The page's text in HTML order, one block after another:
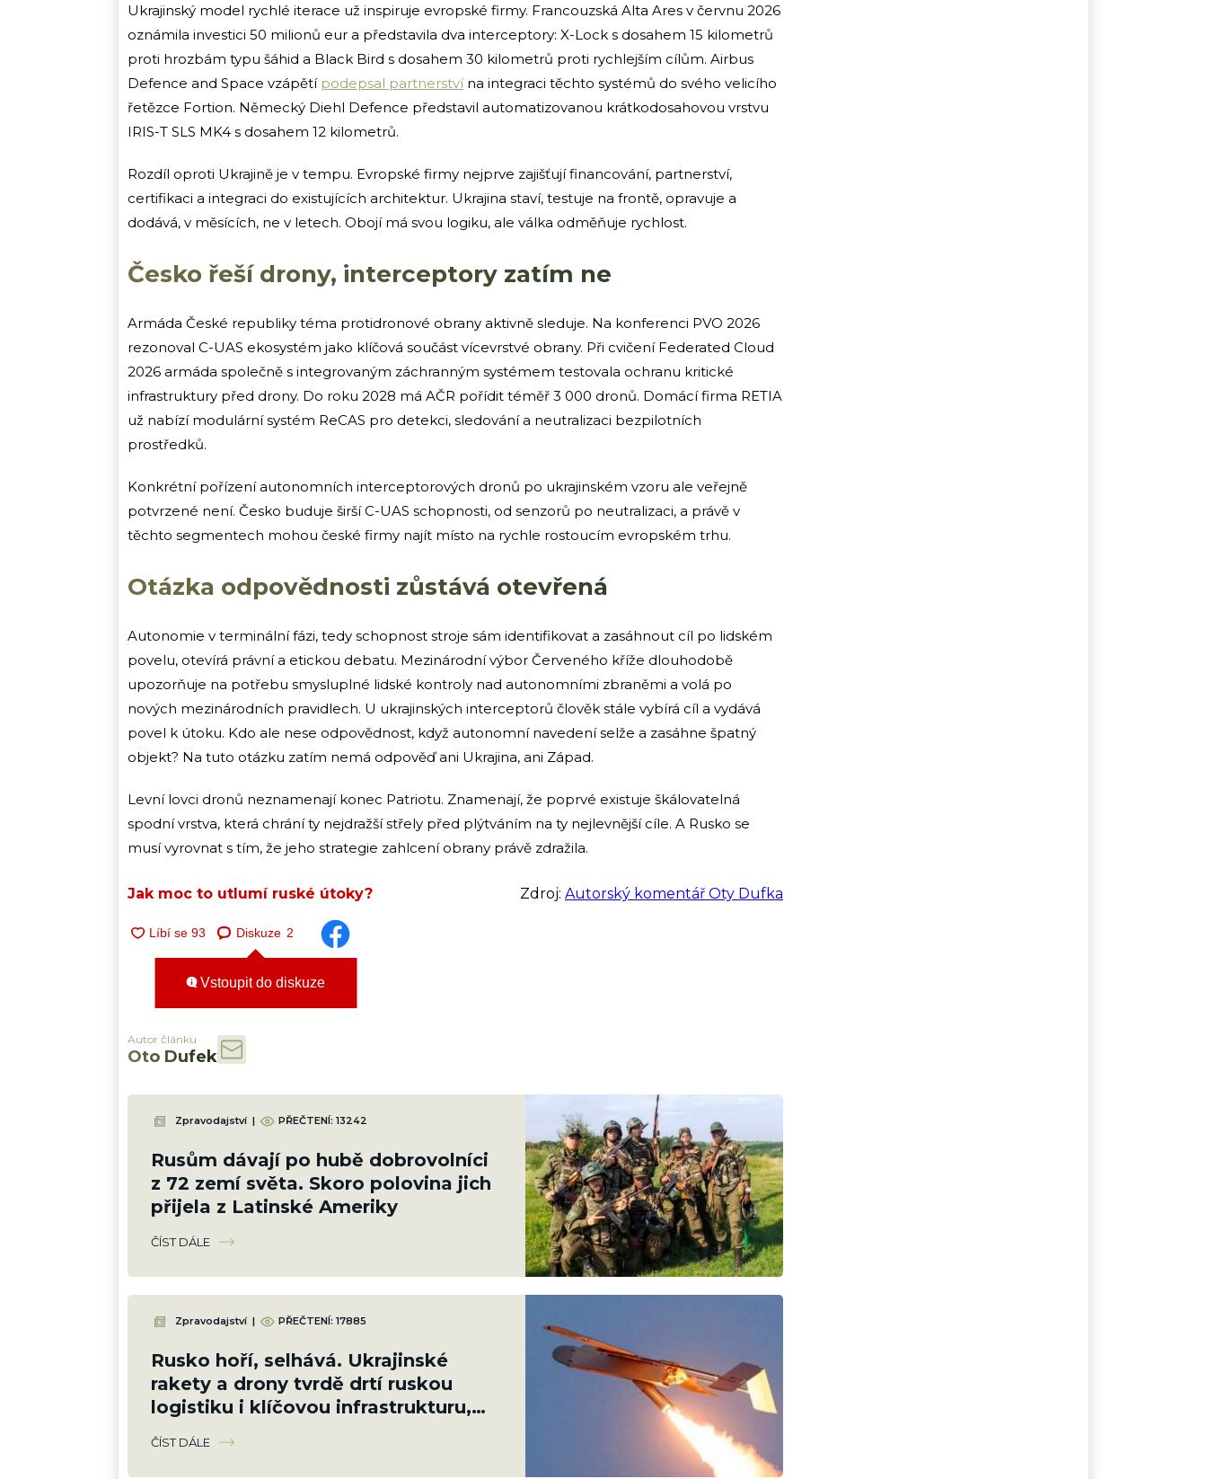
Ukrajinský model rychlé iterace už inspiruje evropské firmy. Francouzská Alta Ares v červnu 2026
oznámila investici 50 milionů eur a představila dva interceptory: X-Lock s dosahem 15 kilometrů
proti hrozbám typu šáhid a Black Bird s dosahem 30 kilometrů proti rychlejším cílům. Airbus
Defence and Space vzápětí podepsal partnerstvína integraci těchto systémů do svého velicího
řetězce Fortion. Německý Diehl Defence představil automatizovanou krátkodosahovou vrstvu
IRIS-T SLS MK4 s dosahem 12 kilometrů.
Rozdíl oproti Ukrajině je v tempu. Evropské firmy nejprve zajišťují financování, partnerství,
certifikaci a integraci do existujících architektur. Ukrajina staví, testuje na frontě, opravuje a
dodává, v měsících, ne v letech. Obojí má svou logiku, ale válka odměňuje rychlost.
Česko řeší drony, interceptory zatím ne
Armáda České republiky téma protidronové obrany aktivně sleduje. Na konferenci PVO 2026
rezonoval C-UAS ekosystém jako klíčová součást vícevrstvé obrany. Při cvičení Federated Cloud
2026 armáda společně s integrovaným záchranným systémem testovala ochranu kritické
infrastruktury před drony. Do roku 2028 má AČR pořídit téměř 3 000 dronů. Domácí firma RETIA
už nabízí modulární systém ReCAS pro detekci, sledování a neutralizaci bezpilotních
prostředků.
Konkrétní pořízení autonomních interceptorových dronů po ukrajinském vzoru ale veřejně
potvrzené není. Česko buduje širší C-UAS schopnosti, od senzorů po neutralizaci, a právě v
těchto segmentech mohou české firmy najít místo na rychle rostoucím evropském trhu.
Otázka odpovědnosti zůstává otevřená
Autonomie v terminální fázi, tedy schopnost stroje sám identifikovat a zasáhnout cíl po lidském
povelu, otevírá právní a etickou debatu. Mezinárodní výbor Červeného kříže dlouhodobě
upozorňuje na potřebu smysluplné lidské kontroly nad autonomními zbraněmi a volá po
nových mezinárodních pravidlech. U ukrajinských interceptorů člověk stále vybírá cíl a vydává
povel k útoku. Kdo ale nese odpovědnost, když autonomní navedení selže a zasáhne špatný
objekt? Na tuto otázku zatím nemá odpověď ani Ukrajina, ani Západ.
Levní lovci dronů neznamenají konec Patriotu. Znamenají, že poprvé existuje škálovatelná
spodní vrstva, která chrání ty nejdražší střely před plýtváním na ty nejlevnější cíle. A Rusko se
musí vyrovnat s tím, že jeho strategie zahlcení obrany právě zdražila.
Jak moc to utlumí ruské útoky? Zdroj: Autorský komentář Oty Dufka
Diskuze 2
Vstoupit do diskuze
Autor článku
Oto Dufek
Zpravodajství | PŘEČTENÍ: 13242
Rusům dávají po hubě dobrovolníci
z 72 zemí světa. Skoro polovina jich
přijela z Latinské Ameriky
ČÍST DÁLE
Zpravodajství | PŘEČTENÍ: 17885
Rusko hoří, selhává. Ukrajinské
rakety a drony tvrdě drtí ruskou
logistiku i klíčovou infrastrukturu,
vojáci se nehnou
ČÍST DÁLE